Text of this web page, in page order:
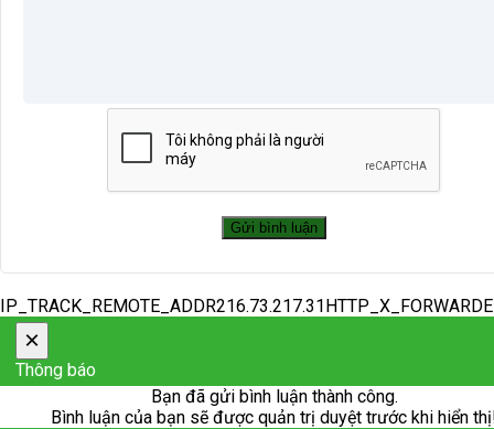
×
Thông báo
Bạn đã gửi bình luận thành công.
Bình luận của bạn sẽ được quản trị duyệt trước khi hiển